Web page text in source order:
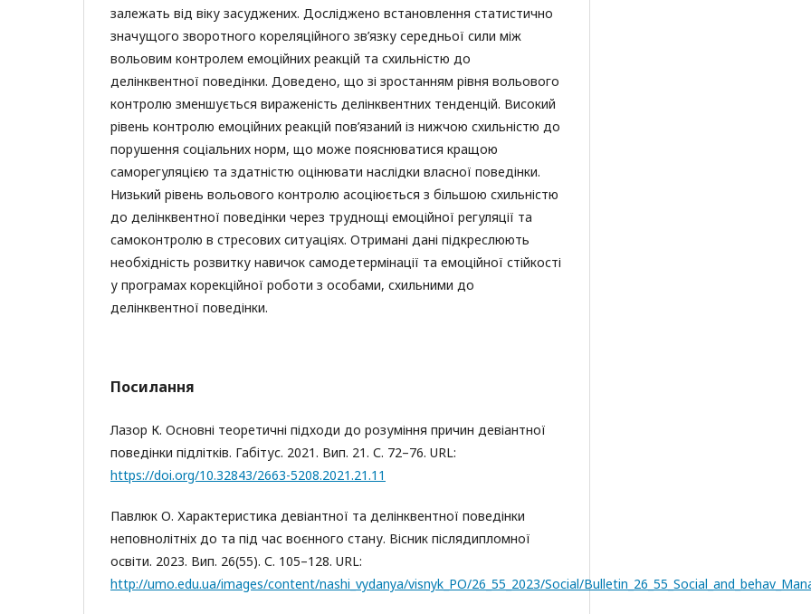
залежать від віку засуджених. Досліджено встановлення статистично
значущого зворотного кореляційного зв’язку середньої сили між
вольовим контролем емоційних реакцій та схильністю до
делінквентної поведінки. Доведено, що зі зростанням рівня вольового
контролю зменшується вираженість делінквентних тенденцій. Високий
рівень контролю емоційних реакцій пов’язаний із нижчою схильністю до
порушення соціальних норм, що може пояснюватися кращою
саморегуляцією та здатністю оцінювати наслідки власної поведінки.
Низький рівень вольового контролю асоціюється з більшою схильністю
до делінквентної поведінки через труднощі емоційної регуляції та
самоконтролю в стресових ситуаціях. Отримані дані підкреслюють
необхідність розвитку навичок самодетермінації та емоційної стійкості
у програмах корекційної роботи з особами, схильними до
делінквентної поведінки.
Посилання
Лазор К. Основні теоретичні підходи до розуміння причин девіантної
поведінки підлітків. Габітус. 2021. Вип. 21. С. 72–76. URL:
https://doi.org/10.32843/2663-5208.2021.21.11
Павлюк О. Характеристика девіантної та делінквентної поведінки
неповнолітніх до та під час воєнного стану. Вісник післядипломної
освіти. 2023. Вип. 26(55). С. 105–128. URL:
http://umo.edu.ua/images/content/nashi_vydanya/visnyk_PO/26_55_2023/Social/